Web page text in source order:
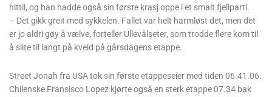
hittil, og han hadde også sin første krasj oppe i et smalt fjellparti.
– Det gikk greit med sykkelen. Fallet var helt harmløst det, men det
er jo aldri gøy å vælve, forteller Ullevålseter, som trodde flere kom til
å slite til langt på kveld på gårsdagens etappe.
Street Jonah fra USA tok sin første etappeseier med tiden 06.41.06.
Chilenske Fransisco Lopez kjørte også en sterk etappe 07.34 bak